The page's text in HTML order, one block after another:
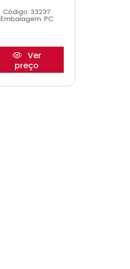
Código: 33237
Embalagem: PC
Ver
preço